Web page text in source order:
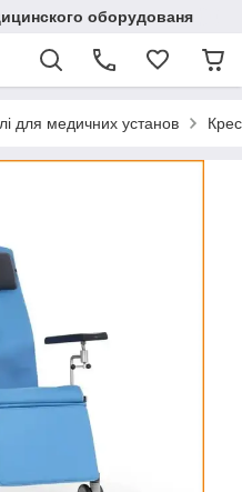
оборудованя
для медичних установ